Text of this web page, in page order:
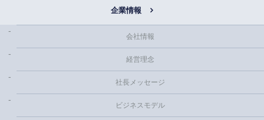
企業情報
会社情報
経営理念
社長メッセージ
ビジネスモデル